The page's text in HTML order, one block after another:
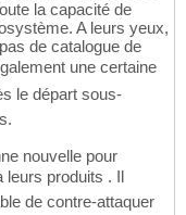
la capacité de
A leurs yeux,
de catalogue de
une certaine
le départ sous-
nouvelle pour
leurs produits . Il
de contre-attaquer